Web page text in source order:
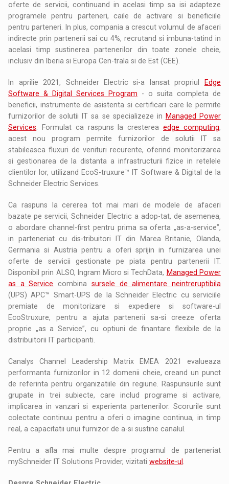
oferte de servicii, continuand in acelasi timp sa isi adapteze
programele pentru parteneri, caile de activare si beneficiile
pentru parteneri. In plus, compania a crescut volumul de afaceri
indirecte prin partenerii sai cu 4%, recrutand si imbuna-tatind in
acelasi timp sustinerea partenerilor din toate zonele cheie,
inclusiv din Iberia si Europa Cen-trala si de Est (CEE).
In aprilie 2021, Schneider Electric si-a lansat propriul
Edge
Software & Digital Services Program - o suita completa de
beneficii, instrumente de asistenta si certificari care le permite
furnizorilor de solutii IT sa se specializeze in Managed Power
Services. Formulat ca raspuns la crestereaedge computing,
acest nou program permite furnizorilor de solutii IT sa
stabileasca fluxuri de venituri recurente, oferind monitorizarea
si gestionarea de la distanta a infrastructurii fizice in retelele
clientilor lor, utilizand EcoS-truxure™ IT Software & Digital de la
Schneider Electric Services.
Ca raspuns la cererea tot mai mari de modele de afaceri
bazate pe servicii, Schneider Electric a adop-tat, de asemenea,
o abordare channel-first pentru prima sa oferta „as-a-service”,
in parteneriat cu dis-tribuitori IT din Marea Britanie, Olanda,
Germania si Austria pentru a oferi sprijin in furnizarea unei
oferte de servicii gestionate pe piata pentru partenerii IT.
Disponibil prin ALSO, Ingram Micro si TechData, Managed Power
as a Service combina sursele de alimentare neintreruptibila
(UPS) APC™ Smart-UPS de la Schneider Electric cu serviciile
premiate de monitorizare si expediere si software-ul
EcoStruxure, pentru a ajuta partenerii sa-si creeze oferta
proprie „as a Service”, cu optiuni de finantare flexibile de la
distribuitorii IT participanti.
Canalys Channel Leadership Matrix EMEA 2021 evalueaza
performanta furnizorilor in 12 domenii cheie, creand un punct
de referinta pentru organizatiile din regiune. Raspunsurile sunt
grupate in trei subiecte, care includ programe si activare,
implicarea in vanzari si experienta partenerilor. Scorurile sunt
colectate continuu pentru a oferi o imagine continua, in timp
real, a capacitatii unui furnizor de a-si sustine canalul.
Pentru a afla mai multe despre programul de parteneriat
mySchneider IT Solutions Provider, vizitatiwebsite-ul .